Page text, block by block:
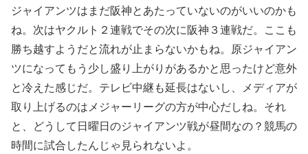
ジャイアンツはまだ阪神とあたっていないのがいいのかも
ね。次はヤクルト２連戦でその次に阪神３連戦だ。ここも
勝ち越すようだと流れが止まらないかもね。原ジャイアン
ツになってもう少し盛り上がりがあるかと思ったけど意外
と冷えた感じだ。テレビ中継も延長はないし、メディアが
取り上げるのはメジャーリーグの方が中心だしね。それ
と、どうして日曜日のジャイアンツ戦が昼間なの？競馬の
時間に試合したんじゃ見られないよ。